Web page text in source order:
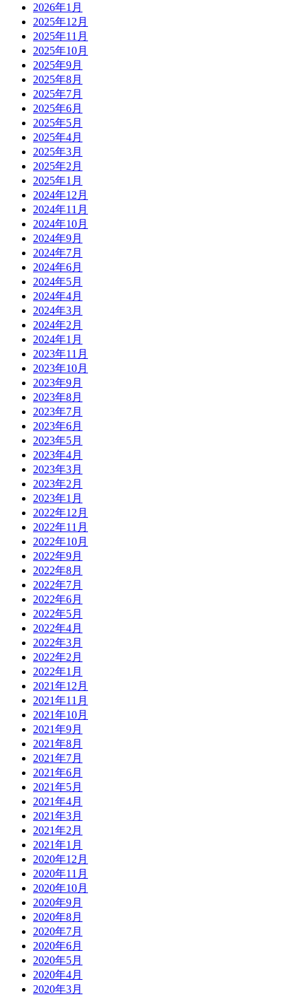
2026年1月
2025年12月
2025年11月
2025年10月
2025年9月
2025年8月
2025年7月
2025年6月
2025年5月
2025年4月
2025年3月
2025年2月
2025年1月
2024年12月
2024年11月
2024年10月
2024年9月
2024年7月
2024年6月
2024年5月
2024年4月
2024年3月
2024年2月
2024年1月
2023年11月
2023年10月
2023年9月
2023年8月
2023年7月
2023年6月
2023年5月
2023年4月
2023年3月
2023年2月
2023年1月
2022年12月
2022年11月
2022年10月
2022年9月
2022年8月
2022年7月
2022年6月
2022年5月
2022年4月
2022年3月
2022年2月
2022年1月
2021年12月
2021年11月
2021年10月
2021年9月
2021年8月
2021年7月
2021年6月
2021年5月
2021年4月
2021年3月
2021年2月
2021年1月
2020年12月
2020年11月
2020年10月
2020年9月
2020年8月
2020年7月
2020年6月
2020年5月
2020年4月
2020年3月